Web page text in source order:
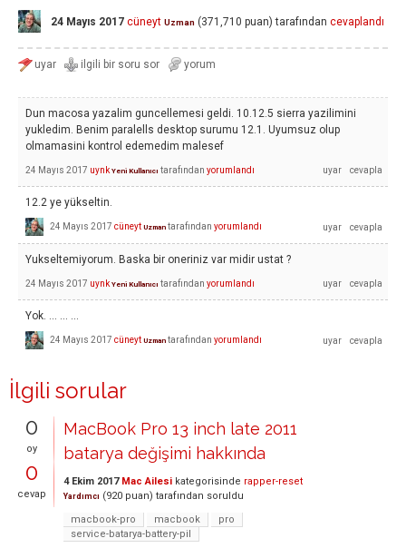
24 Mayıs 2017 cüneyt Uzman (371,710 puan) tarafından cevaplandı
Dun macosa yazalim guncellemesi geldi. 10.12.5 sierra yazilimini
yukledim. Benim paralells desktop surumu 12.1. Uyumsuz olup
olmamasini kontrol edemedim malesef
24 Mayıs 2017 uynk Yeni Kullanıcı tarafından yorumlandı
12.2 ye yükseltin.
24 Mayıs 2017 cüneyt Uzman tarafından yorumlandı
Yukseltemiyorum. Baska bir oneriniz var midir ustat ?
24 Mayıs 2017 uynk Yeni Kullanıcı tarafından yorumlandı
Yok. ... ... ...
24 Mayıs 2017 cüneyt Uzman tarafından yorumlandı
İlgili sorular
0
oy
0
cevap
MacBook Pro 13 inch late 2011
batarya değişimi hakkında
4 Ekim 2017 Mac Ailesi kategorisinde rapper-reset
Yardımcı (920 puan) tarafından soruldu
macbook-pro
macbook
pro
service-batarya-battery-pil